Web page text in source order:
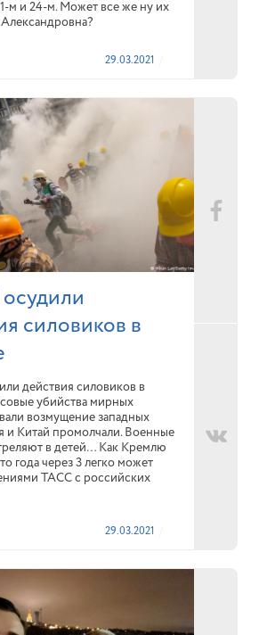
м и 24-м. Может все же ну их
Александровна?
29.03.2021
силовиков в
действия силовиков в
убийства мирных
возмущение западных
и Китай промолчали. Военные
в детей… Как Кремлю
года через 3 легко может
ТАСС с российских
29.03.2021